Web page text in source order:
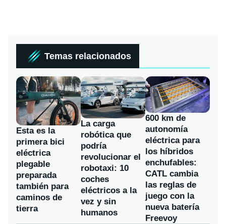
Temas relacionados
Esta es la
primera bici
eléctrica
plegable
preparada
también para
caminos de
tierra
La carga
robótica que
podría
revolucionar el
robotaxi: 10
coches
eléctricos a la
vez y sin
humanos
600 km de
autonomía
eléctrica para
los híbridos
enchufables:
CATL cambia
las reglas de
juego con la
nueva batería
Freevoy